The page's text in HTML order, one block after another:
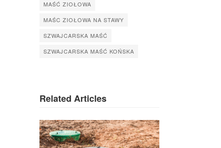
MAŚĆ ZIOŁOWA
MAŚC ZIOŁOWA NA STAWY
SZWAJCARSKA MAŚĆ
SZWAJCARSKA MAŚĆ KOŃSKA
Related Articles